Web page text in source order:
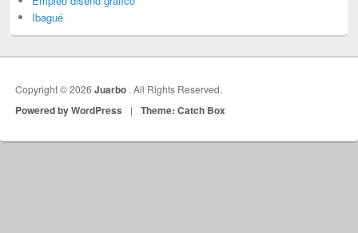
Ibagué
Copyright © 2026Juarbo . All Rights Reserved.
Powered by WordPress | Theme: Catch Box